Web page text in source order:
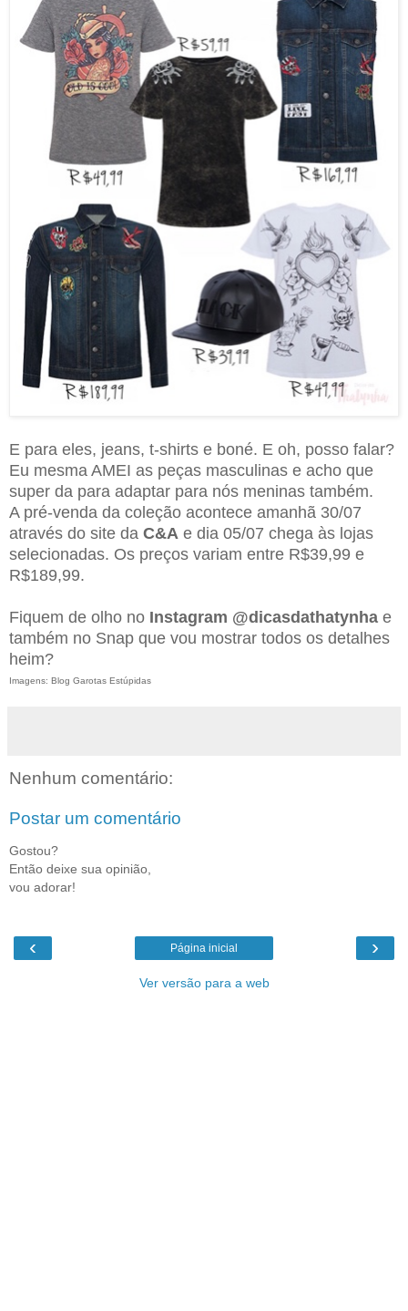
E para eles, jeans, t-shirts e boné. E oh, posso falar?
Eu mesma AMEI as peças masculinas e acho que
super da para adaptar para nós meninas também.
A pré-venda da coleção acontece amanhã 30/07
através do site da C&A e dia 05/07 chega às lojas
selecionadas. Os preços variam entre R$39,99 e
R$189,99.
Fiquem de olho no Instagram @dicasdathatynha e
também no Snap que vou mostrar todos os detalhes
heim?
Imagens: Blog Garotas Estúpidas
Nenhum comentário:
Postar um comentário
Gostou?
Então deixe sua opinião,
vou adorar!
‹ ›
Página inicial
Ver versão para a web